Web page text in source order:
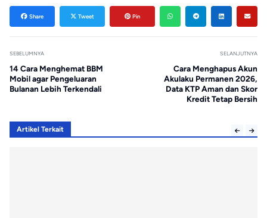
Share Tweet Pin
SEBELUMNYA
14 Cara Menghemat BBM
Mobil agar Pengeluaran
Bulanan Lebih Terkendali
SELANJUTNYA
Cara Menghapus Akun
Akulaku Permanen 2026,
Data KTP Aman dan Skor
Kredit Tetap Bersih
Artikel Terkait